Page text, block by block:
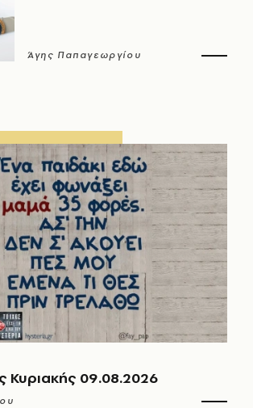
Άγης Παπαγεωργίου
Κυριακής 09.08.2026